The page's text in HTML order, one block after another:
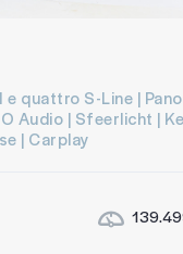
quattro S-Line |
Audio | Sfeerlicht |
| Carplay